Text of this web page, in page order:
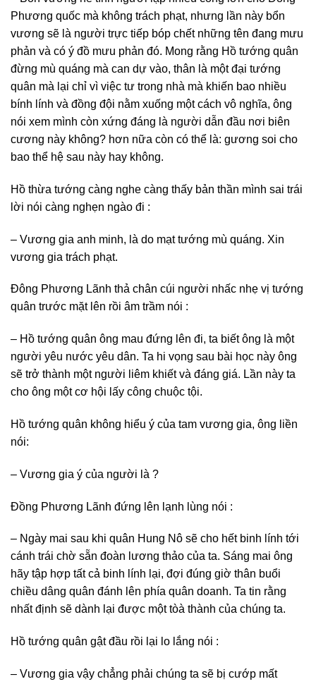
Phương quốc mà không trách phạt, nhưng lần này bổn
vương sẽ là người trực tiếp bóp chết những tên đang mưu
phản và có ý đồ mưu phản đó. Mong rằng Hồ tướng quân
đừng mù quáng mà can dự vào, thân là một đại tướng
quân mà lại chỉ vì việc tư trong nhà mà khiến bao nhiều
bính lính và đồng đội nằm xuống một cách vô nghĩa, ông
nói xem mình còn xứng đáng là người dẫn đầu nơi biên
cương này không? hơn nữa còn có thể là: gương soi cho
bao thể hệ sau này hay không.
Hồ thừa tướng càng nghe càng thấy bản thần mình sai trái
lời nói càng nghẹn ngào đi :
– Vương gia anh minh, là do mạt tướng mù quáng. Xin
vương gia trách phạt.
Đông Phương Lãnh thả chân cúi người nhấc nhẹ vị tướng
quân trước mặt lên rồi âm trầm nói :
– Hồ tướng quân ông mau đứng lên đi, ta biết ông là một
người yêu nước yêu dân. Ta hi vọng sau bài học này ông
sẽ trở thành một người liêm khiết và đáng giá. Lần này ta
cho ông một cơ hội lấy công chuộc tội.
Hồ tướng quân không hiểu ý của tam vương gia, ông liền
nói:
– Vương gia ý của người là ?
Đồng Phương Lãnh đứng lên lạnh lùng nói :
– Ngày mai sau khi quân Hung Nô sẽ cho hết binh lính tới
cánh trái chờ sẵn đoàn lương thảo của ta. Sáng mai ông
hãy tập hợp tất cả binh lính lại, đợi đúng giờ thân buổi
chiều dâng quân đánh lên phía quân doanh. Ta tin rằng
nhất định sẽ dành lại được một tòà thành của chúng ta.
Hồ tướng quân gật đầu rồi lại lo lắng nói :
– Vương gia vậy chẳng phải chúng ta sẽ bị cướp mất